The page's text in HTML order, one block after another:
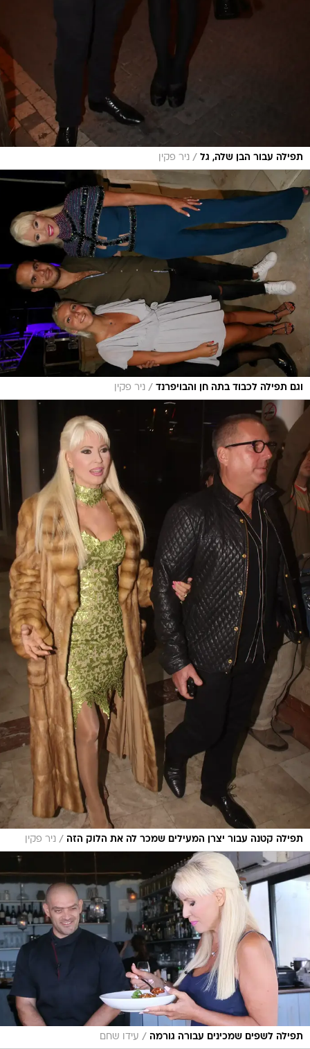
תפילה עבור הבן שלה, גל / ניר פקין
וגם תפילה לכבוד בתה חן והבויפרנד / ניר פקין
תפילה קטנה עבור יצרן המעילים שמכר לה את הלוק הזה / ניר פקין
תפילה לשפים שמכינים עבורה גורמה / עידו שחם